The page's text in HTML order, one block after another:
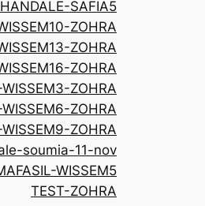
SAFIA5
ZOHRA
ZOHRA
ZOHRA
ZOHRA
ZOHRA
ZOHRA
soumia-11-nov
WISSEM5
TEST-ZOHRA